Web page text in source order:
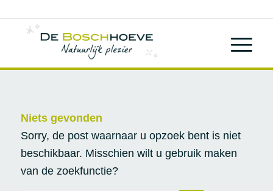
Niets gevonden
Sorry, de post waarnaar u opzoek bent is niet
beschikbaar. Misschien wilt u gebruik maken
van de zoekfunctie?